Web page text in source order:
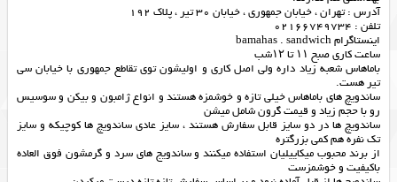
آدرس : تهران ، خیابان جمهوری ، خیابان 30 تیر ، پلاک 192
تلفن : 02166749734
اینستاگرام bamahas . sandwich
ساعت کاری صبح ۱۱ تا ۱۲شب
باماهاس شعبه زیاد داره ولی اصل کاری و اولیشون توی تقاطع جمهوری با خیابان سی
تیر هست.
ساندویچ های باماهاس خیلی تازه و خوشمزه هستند و انواع ژامبون و بیکن و سوسیس
رو با حجم زیاد و قیمت گرون شامل میشن
ساندویچ ها در دو سایز قابل سفارش هستند ، سایز عادی ساندویچ ها کوچیکه و سایز
تک نفره هم کمی بزرگتره
از برند محبوب میکاییلیان استفاده میکنند و ساندویج های سرد و گرمشون فوق العاده
باکیفیت و خوشمزست